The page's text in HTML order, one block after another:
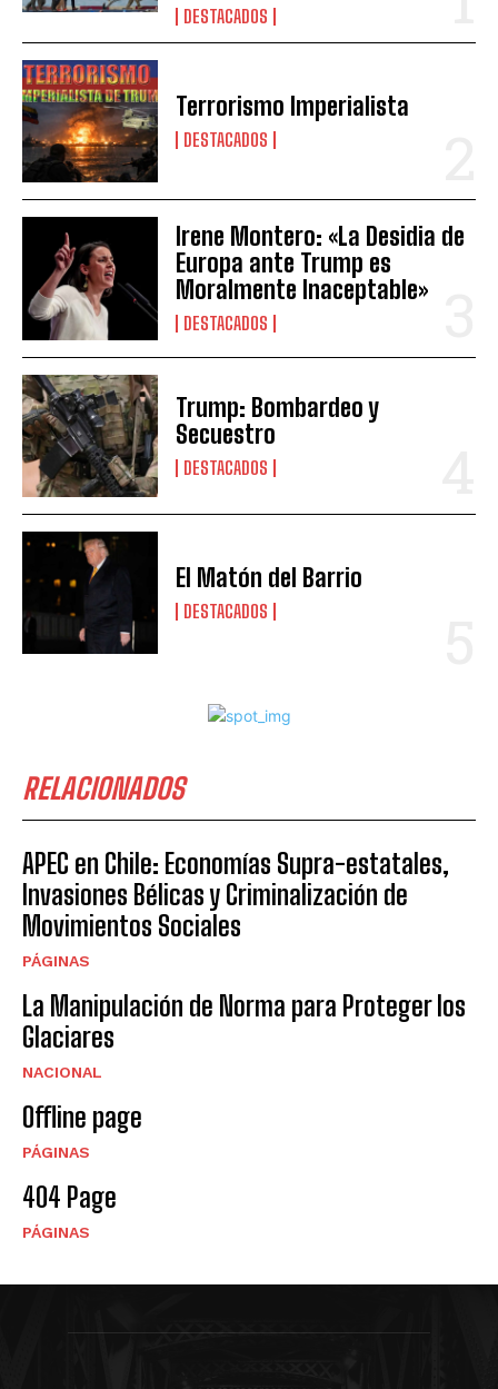
DESTACADOS
Terrorismo Imperialista
DESTACADOS
Irene Montero: «La Desidia de
Europa ante Trump es
Moralmente Inaceptable»
DESTACADOS
Trump: Bombardeo y
Secuestro
DESTACADOS
El Matón del Barrio
DESTACADOS
RELACIONADOS
APEC en Chile: Economías Supra-estatales,
Invasiones Bélicas y Criminalización de
Movimientos Sociales
PÁGINAS
La Manipulación de Norma para Proteger los
Glaciares
NACIONAL
Offline page
PÁGINAS
404 Page
PÁGINAS